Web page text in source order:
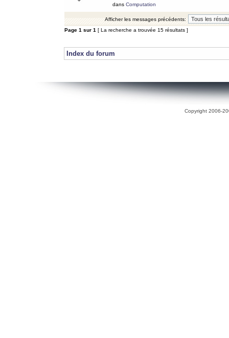
dans Computation
Afficher les messages précédents:
Page 1 sur 1 [ La recherche a trouvée 15 résultats ]
Index du forum
Copyright 2006-